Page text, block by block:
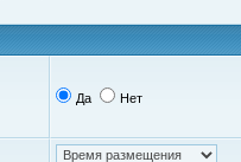
Да Нет